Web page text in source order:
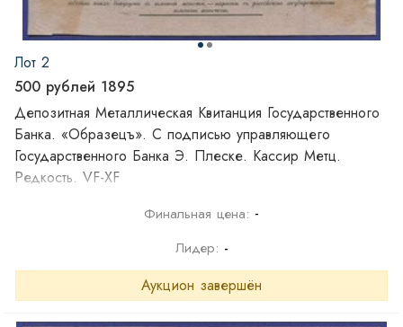
Лот 2
500 рублей 1895
Депозитная Металлическая Квитанция Государственного
Банка. «Образецъ». С подписью управляющего
Государственного Банка Э. Плеске. Кассир Метц.
Редкость. VF-XF
Финальная цена: -
Лидер: -
Аукцион завершён